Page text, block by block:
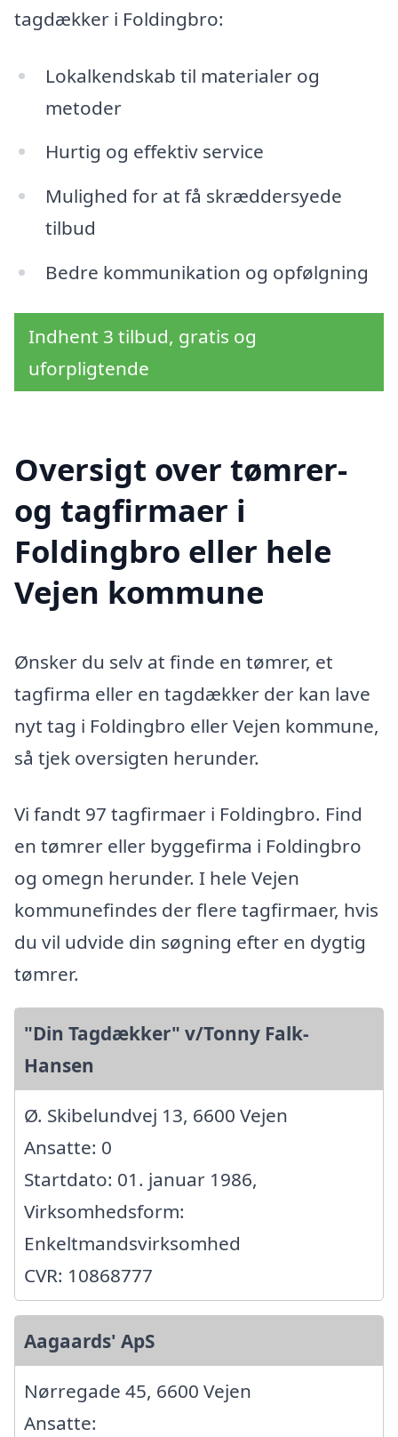
tagdækker i Foldingbro:
Lokalkendskab til materialer og
metoder
Hurtig og effektiv service
Mulighed for at få skræddersyede
tilbud
Bedre kommunikation og opfølgning
Indhent 3 tilbud, gratis og
uforpligtende
Oversigt over tømrer-
og tagfirmaer i
Foldingbro eller hele
Vejen kommune
Ønsker du selv at finde en tømrer, et
tagfirma eller en tagdækker der kan lave
nyt tag i Foldingbro eller Vejen kommune,
så tjek oversigten herunder.
Vi fandt 97 tagfirmaer i Foldingbro. Find
en tømrer eller byggefirma i Foldingbro
og omegn herunder. I hele Vejen
kommunefindes der flere tagfirmaer, hvis
du vil udvide din søgning efter en dygtig
tømrer.
"Din Tagdækker" v/Tonny Falk-
Hansen
Ø. Skibelundvej 13, 6600 Vejen
Ansatte: 0
Startdato: 01. januar 1986,
Virksomhedsform:
Enkeltmandsvirksomhed
CVR: 10868777
Aagaards' ApS
Nørregade 45, 6600 Vejen
Ansatte: